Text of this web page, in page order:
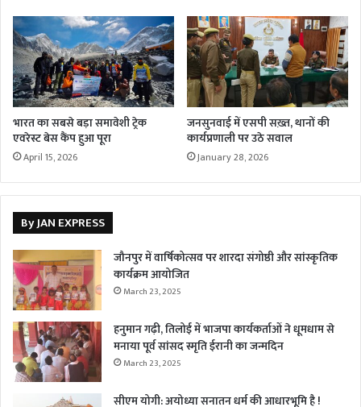
भारत का सबसे बड़ा समावेशी ट्रेक
एवरेस्ट बेस कैंप हुआ पूरा
April 15, 2026
जनसुनवाई में एसपी सख़्त, थानों की
कार्यप्रणाली पर उठे सवाल
January 28, 2026
By JAN EXPRESS
जौनपुर में वार्षिकोत्सव पर शारदा संगोष्ठी और सांस्कृतिक
कार्यक्रम आयोजित
March 23, 2025
हनुमान गढ़ी, तिलोई में भाजपा कार्यकर्ताओं ने धूमधाम से
मनाया पूर्व सांसद स्मृति ईरानी का जन्मदिन
March 23, 2025
सीएम योगी: अयोध्या सनातन धर्म की आधारभूमि है !